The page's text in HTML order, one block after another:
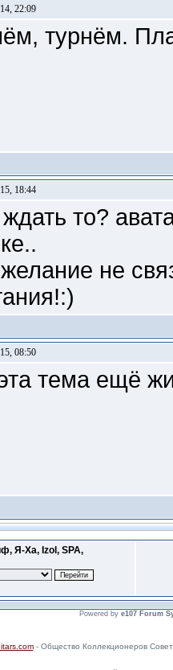
22:09
турнём.
18:44
то?
не
08:50
тема ещё
Я-Ха, Izol, SPA,
Powered by e107 Forum
- Общество Коллекционеров